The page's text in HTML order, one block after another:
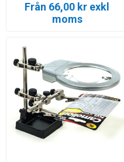
Från 66,00 kr exkl
moms